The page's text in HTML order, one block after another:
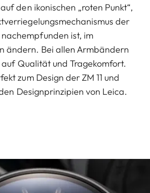
den ikonischen „roten Punkt“,
der
ist, im
ändern. Bei allen Armbändern
Qualität und Tragekomfort.
zum Design der ZM 11 und
Designprinzipien von Leica.